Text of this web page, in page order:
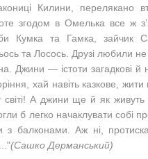
Килини, перелякано
згодом в Омелька все ж
Кумка та Гамка, зайчик
та Лосось. Друзі любили не
Джини — істоти загадкові й
хай навіть казкове, жити
світі! А джини ще й як
б легко начаклувати собі
з балконами. Аж ні,
(Сашко Дерманський)